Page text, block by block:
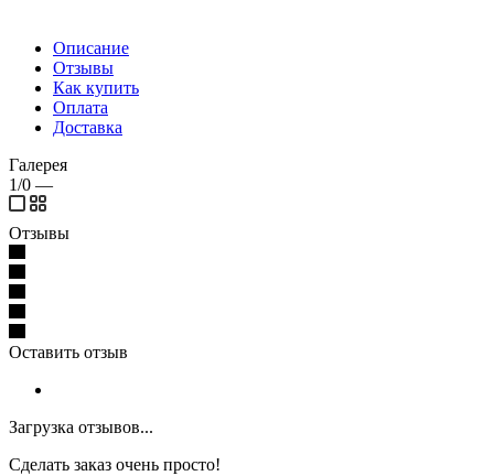
Описание
Отзывы
Как купить
Оплата
Доставка
Галерея
1/0 —
Отзывы
Оставить отзыв
Загрузка отзывов...
Сделать заказ очень просто!